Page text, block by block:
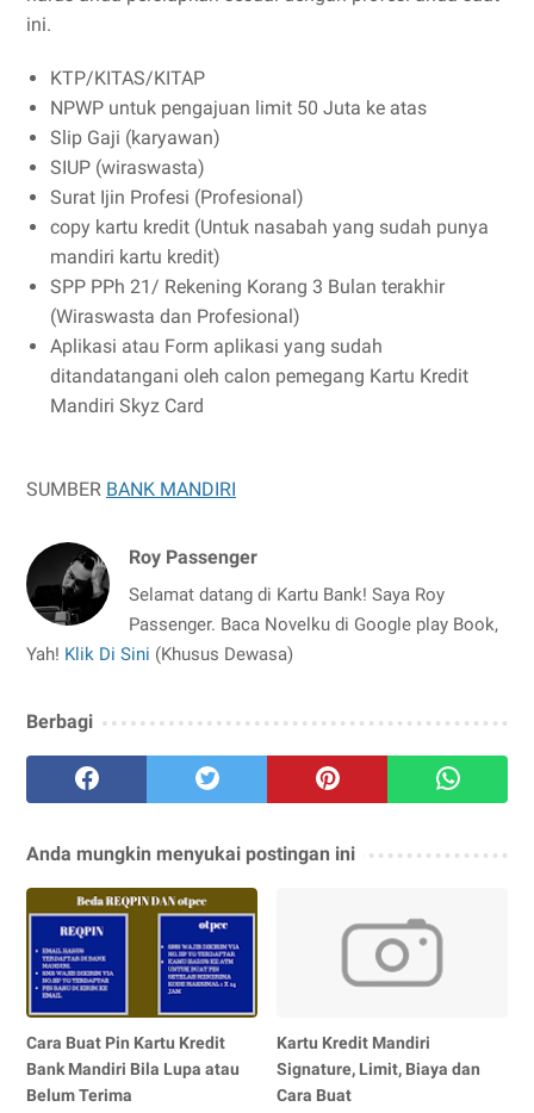
ini.
KTP/KITAS/KITAP
NPWP untuk pengajuan limit 50 Juta ke atas
Slip Gaji (karyawan)
SIUP (wiraswasta)
Surat Ijin Profesi (Profesional)
copy kartu kredit (Untuk nasabah yang sudah punya
mandiri kartu kredit)
SPP PPh 21/ Rekening Korang 3 Bulan terakhir
(Wiraswasta dan Profesional)
Aplikasi atau Form aplikasi yang sudah
ditandatangani oleh calon pemegang Kartu Kredit
Mandiri Skyz Card
SUMBER BANK MANDIRI
Roy Passenger
Selamat datang di Kartu Bank! Saya Roy
Passenger. Baca Novelku di Google play Book,
Yah! Klik Di Sini (Khusus Dewasa)
Berbagi
Anda mungkin menyukai postingan ini
Cara Buat Pin Kartu Kredit
Bank Mandiri Bila Lupa atau
Belum Terima
Kartu Kredit Mandiri
Signature, Limit, Biaya dan
Cara Buat